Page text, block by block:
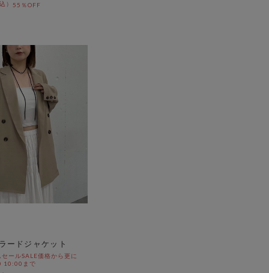
55％OFF
ードジャケット
ールSALE価格から更に
10:00まで